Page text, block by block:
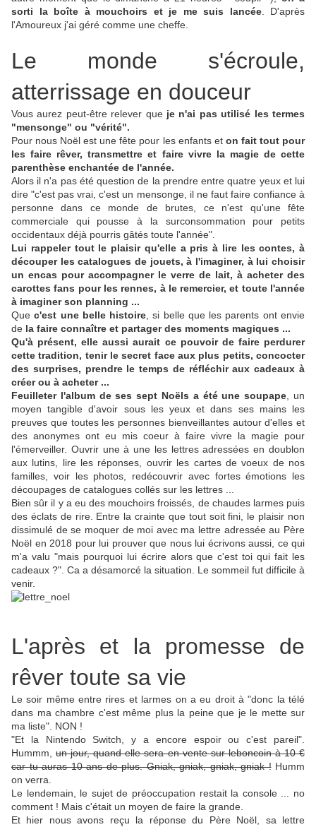
sorti la boîte à mouchoirs et je me suis lancée. D'après
l'Amoureux j'ai géré comme une cheffe.
Le monde s'écroule,
atterrissage en douceur
Vous aurez peut-être relever que je n'ai pas utilisé les termes
"mensonge" ou "vérité".
Pour nous Noël est une fête pour les enfants et on fait tout pour
les faire rêver, transmettre et faire vivre la magie de cette
parenthèse enchantée de l'année.
Alors il n'a pas été question de la prendre entre quatre yeux et lui
dire "c'est pas vrai, c'est un mensonge, il ne faut faire confiance à
personne dans ce monde de brutes, ce n'est qu'une fête
commerciale qui pousse à la surconsommation pour petits
occidentaux déjà pourris gâtés toute l'année".
Lui rappeler tout le plaisir qu'elle a pris à lire les contes, à
découper les catalogues de jouets, à l'imaginer, à lui choisir
un encas pour accompagner le verre de lait, à acheter des
carottes fans pour les rennes, à le remercier, et toute l'année
à imaginer son planning ...
Quec'est une belle histoire , si belle que les parents ont envie
de la faire connaître et partager des moments magiques ...
Qu'à présent, elle aussi aurait ce pouvoir de faire perdurer
cette tradition, tenir le secret face aux plus petits, concocter
des surprises, prendre le temps de réfléchir aux cadeaux à
créer ou à acheter ...
Feuilleter l'album de ses sept Noëls a été une soupape , un
moyen tangible d'avoir sous les yeux et dans ses mains les
preuves que toutes les personnes bienveillantes autour d'elles et
des anonymes ont eu mis coeur à faire vivre la magie pour
l'émerveiller. Ouvrir une à une les lettres adressées en doublon
aux lutins, lire les réponses, ouvrir les cartes de voeux de nos
familles, voir les photos, redécouvrir avec fortes émotions les
découpages de catalogues collés sur les lettres ...
Bien sûr il y a eu des mouchoirs froissés, de chaudes larmes puis
des éclats de rire. Entre la crainte que tout soit fini, le plaisir non
dissimulé de se moquer de moi avec ma lettre adressée au Père
Noël en 2018 pour lui prouver que nous lui écrivons aussi, ce qui
m'a valu "mais pourquoi lui écrire alors que c'est toi qui fait les
cadeaux ?". Ca a désamorcé la situation. Le sommeil fut difficile à
venir.
L'après et la promesse de
rêver toute sa vie
Le soir même entre rires et larmes on a eu droit à "donc la télé
dans ma chambre c'est même plus la peine que je le mette sur
ma liste". NON !
"Et la Nintendo Switch, y a encore espoir ou c'est pareil".
Hummm,un jour, quand elle sera en vente sur leboncoin à 10 €
car tu auras 10 ans de plus. Gniak, gniak, gniak, gniak !Humm
on verra.
Le lendemain, le sujet de préoccupation restait la console ... no
comment ! Mais c'était un moyen de faire la grande.
Et hier nous avons reçu la réponse du Père Noël, sa lettre